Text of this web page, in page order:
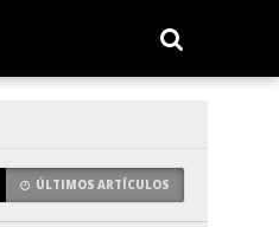
ÚLTIMOS ARTÍCULOS